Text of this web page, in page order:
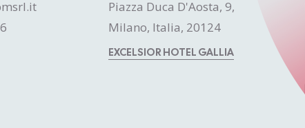
Piazza Duca D'Aosta, 9,
Milano, Italia, 20124
EXCELSIOR HOTEL GALLIA